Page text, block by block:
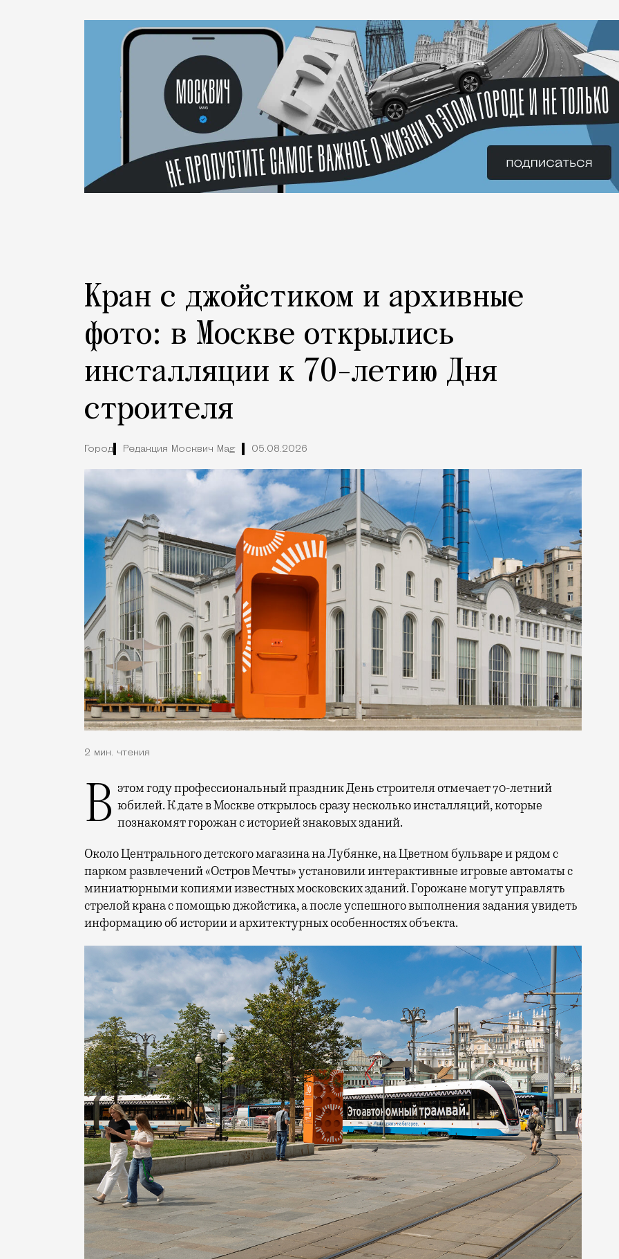
Кран с джойстиком и архивные
фото: в Москве открылись
инсталляции к 70-летию Дня
строителя
Город Редакция Москвич Mag 05.08.2026
2 мин. чтения
В этом году профессиональный праздник День строителя отмечает 70-летний юбилей. К дате в Москве открылось сразу несколько инсталляций, которые
познакомят горожан с историей знаковых зданий.
Около Центрального детского магазина на Лубянке, на Цветном бульваре и рядом с
парком развлечений «Остров Мечты» установили интерактивные игровые автоматы с
миниатюрными копиями известных московских зданий. Горожане могут управлять
стрелой крана с помощью джойстика, а после успешного выполнения задания увидеть
информацию об истории и архитектурных особенностях объекта.